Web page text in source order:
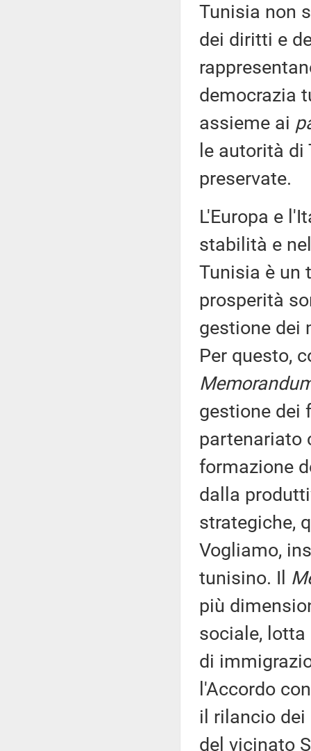
Tunisia non
dei diritti e
democrazia
assieme ai
le autorità
preservate.
L'Europa e
stabilità e
Tunisia è un
prosperità
gestione dei
Per questo,
gestione dei
partenariato
formazione
dalla
strategiche,
Vogliamo,
tunisino. Il
più
sociale,
di
l'Accordo
il rilancio dei
del vicinato